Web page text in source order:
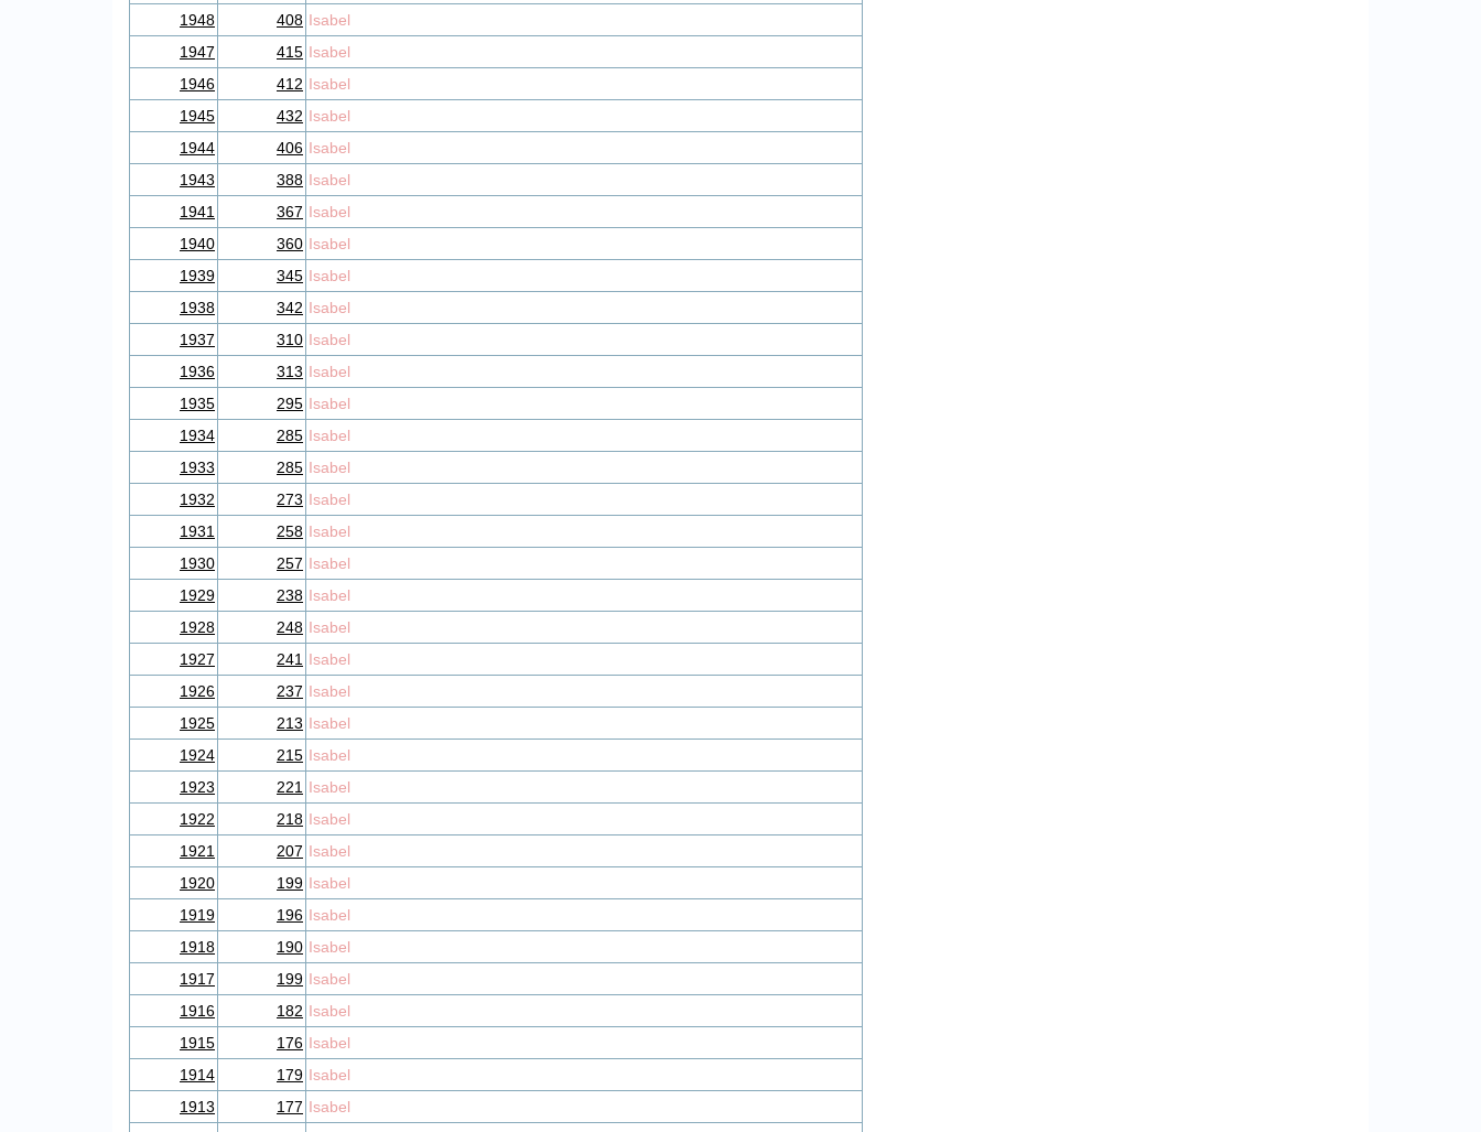
1948
408 Isabel
1947
415 Isabel
1946
412 Isabel
1945
432 Isabel
1944
406 Isabel
1943
388 Isabel
1941
367 Isabel
1940
360 Isabel
1939
345 Isabel
1938
342 Isabel
1937
310 Isabel
1936
313 Isabel
1935
295 Isabel
1934
285 Isabel
1933
285 Isabel
1932
273 Isabel
1931
258 Isabel
1930
257 Isabel
1929
238 Isabel
1928
248 Isabel
1927
241 Isabel
1926
237 Isabel
1925
213 Isabel
1924
215 Isabel
1923
221 Isabel
1922
218 Isabel
1921
207 Isabel
1920
199 Isabel
1919
196 Isabel
1918
190 Isabel
1917
199 Isabel
1916
182 Isabel
1915
176 Isabel
1914
179 Isabel
1913
177 Isabel